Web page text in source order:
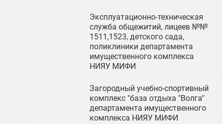
Эксплуатационно-техническая
служба общежитий, лицеев №№
1511,1523, детского сада,
поликлиники департамента
имущественного комплекса
НИЯУ МИФИ
Загородный учебно-спортивный
комплекс "база отдыха "Волга"
департамента имущественного
комплекса НИЯУ МИФИ